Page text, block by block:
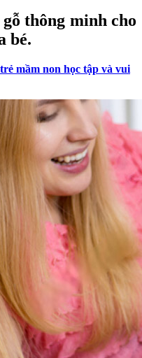
thông minh cho
bé.
mầm non học tập và vui